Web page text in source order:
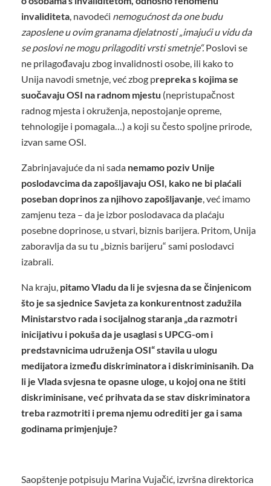
invaliditeta, navodeći nemogućnost da one budu
zaposlene u ovim granama djelatnosti „imajući u vidu da
se poslovi ne mogu prilagoditi vrsti smetnje“.Poslovi se
ne prilagođavaju zbog invalidnosti osobe, ili kako to
Unija navodi smetnje, već zbog prepreka s kojima se
suočavaju OSI na radnom mjestu (nepristupačnost
radnog mjesta i okruženja, nepostojanje opreme,
tehnologije i pomagala…) a koji su često spoljne prirode,
izvan same OSI.
Zabrinjavajuće da ni sada nemamo poziv Unije
poslodavcima da zapošljavaju OSI, kako ne bi plaćali
poseban doprinos za njihovo zapošljavanje, već imamo
zamjenu teza – da je izbor poslodavaca da plaćaju
posebne doprinose, u stvari, biznis barijera. Pritom, Unija
zaboravlja da su tu „biznis barijeru“ sami poslodavci
izabrali.
Na kraju, pitamo Vladu da li je svjesna da se činjenicom
što je sa sjednice Savjeta za konkurentnost zadužila
Ministarstvo rada i socijalnog staranja „da razmotri
inicijativu i pokuša da je usaglasi s UPCG-om i
predstavnicima udruženja OSI“ stavila u ulogu
medijatora između diskriminatora i diskriminisanih. Da
li je Vlada svjesna te opasne uloge, u kojoj ona ne štiti
diskriminisane, već prihvata da se stav diskriminatora
treba razmotriti i prema njemu odrediti jer ga i sama
godinama primjenjuje?
Saopštenje potpisuju Marina Vujačić, izvršna direktorica